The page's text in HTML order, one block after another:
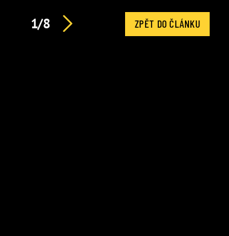
1/8 ZPĚT DO ČLÁNKU